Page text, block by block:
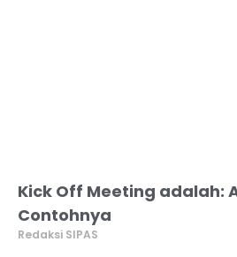
Kick Off Meeting adalah:
Contohnya
Redaksi SIPAS